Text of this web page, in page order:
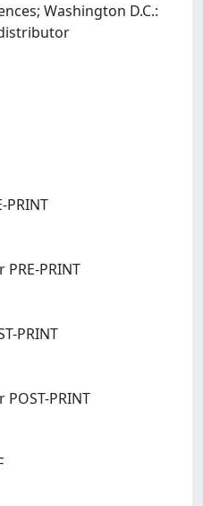
Washington D.C.:
PRINT
PRINT
PRINT
PRINT